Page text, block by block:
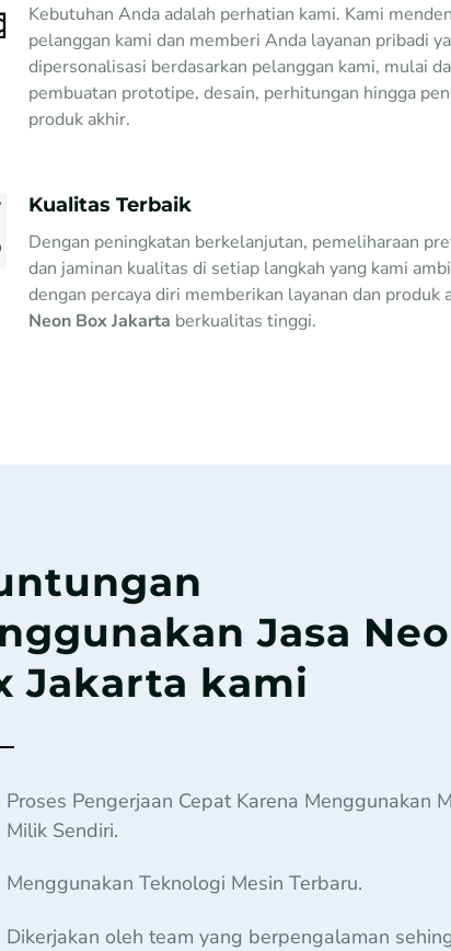
Kebutuhan Anda adalah perhatian kami. Kami
pelanggan kami dan memberi Anda layanan pribadi
dipersonalisasi berdasarkan pelanggan kami, mulai
pembuatan prototipe, desain, perhitungan hingga
produk akhir.
Kualitas Terbaik
Dengan peningkatan berkelanjutan, pemeliharaan
dan jaminan kualitas di setiap langkah yang kami
dengan percaya diri memberikan layanan dan produk
Neon Box Jakarta berkualitas tinggi.
Jasa
Jakarta kami
Proses Pengerjaan Cepat Karena Menggunakan
Milik Sendiri.
Menggunakan Teknologi Mesin Terbaru.
Dikerjakan oleh team yang berpengalaman